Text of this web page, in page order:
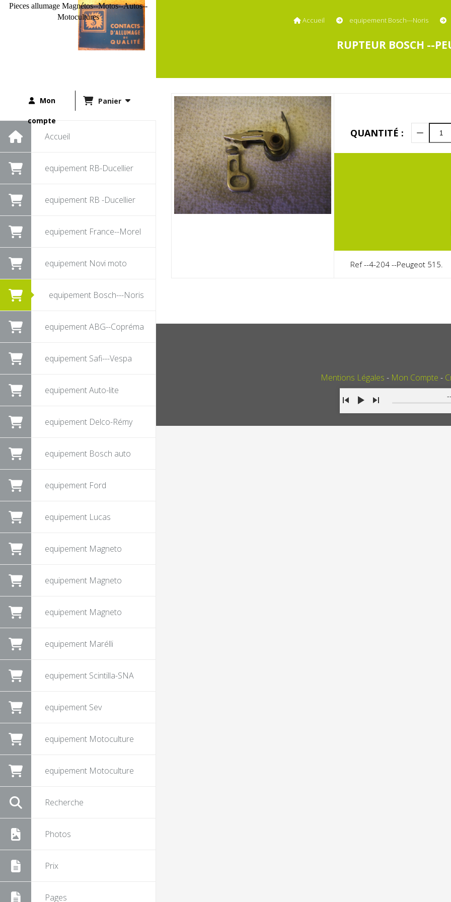
Pieces allumage Magnétos--Motos--Autos--
Motocultures
Mon
compte
Panier
Accueil
equipement RB-Ducellier
equipement RB -Ducellier
equipement France--Morel
equipement Novi moto
equipement Bosch---Noris
equipement ABG--Copréma
equipement Safi---Vespa
equipement Auto-lite
equipement Delco-Rémy
equipement Bosch auto
equipement Ford
equipement Lucas
equipement Magneto
equipement Magneto
equipement Magneto
equipement Marélli
equipement Scintilla-SNA
equipement Sev
equipement Motoculture
equipement Motoculture
Recherche
Photos
Prix
Pages
Accueil equipement Bosch---Noris
RUPTEUR BOSCH --
QUANTITÉ :
Ref --4-204 --Peugeot 515.
Mentions Légales Mon Compte
--